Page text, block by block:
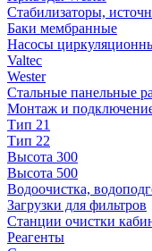
Стабилизаторы,
Баки мембранные
Насосы
Valtec
Wester
Стальные панельные
Монтаж и
Тип 21
Тип 22
Высота 300
Высота 500
Водоочистка,
Загрузки для фильтров
Станции очистки
Реагенты